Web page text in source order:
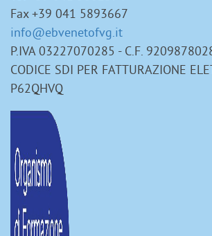
Fax +39 041 5893667
info@ebvenetofvg.it
P.IVA 03227070285 - C.F.
CODICE SDI PER FATTURAZIONE
P62QHVQ